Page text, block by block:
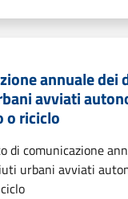
annuale dei
avviati
o riciclo
di comunicazione
urbani avviati